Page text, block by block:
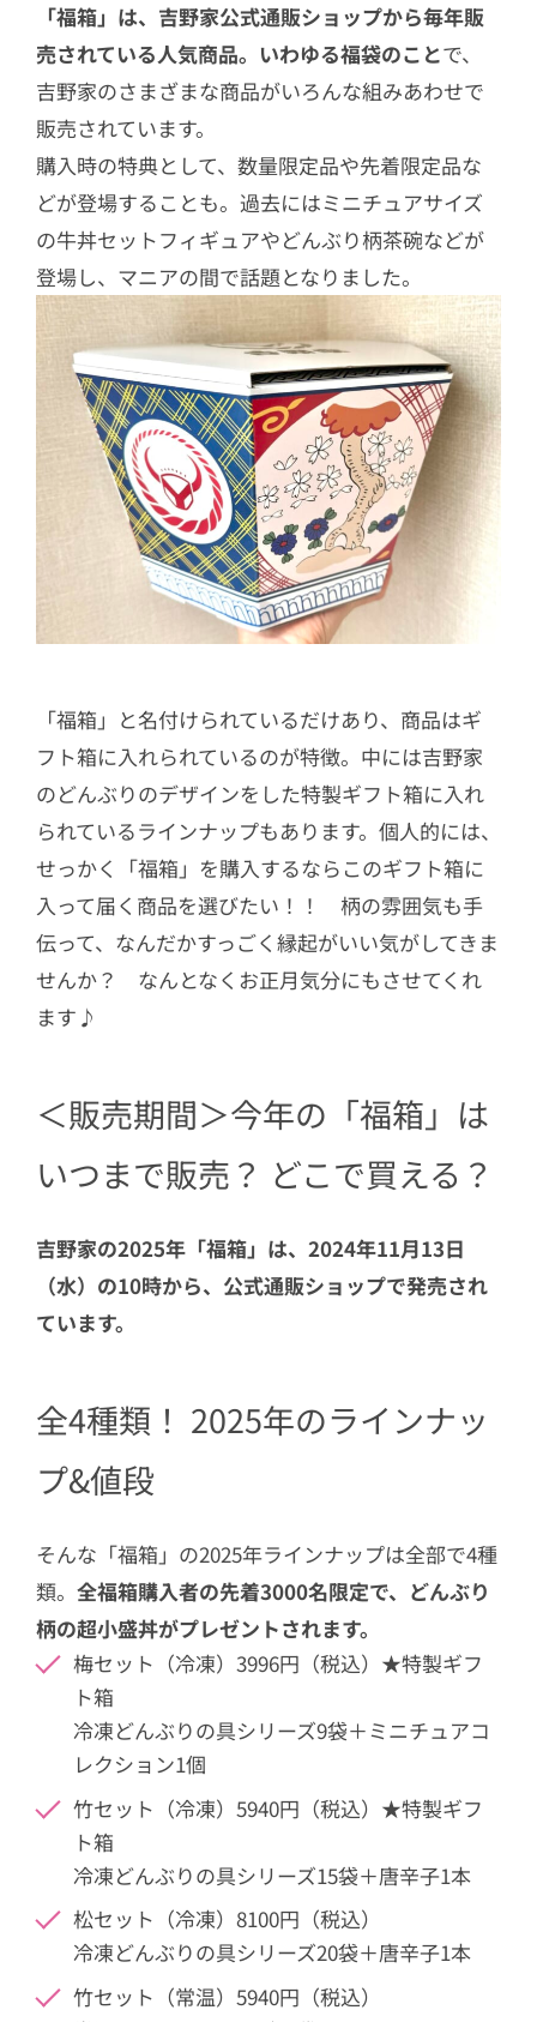
6毎年買いたい超実用的な「福箱」は本
当におすすめ
「福箱」は、吉野家公式通販ショップから毎年販
売されている人気商品。いわゆる福袋のことで、
吉野家のさまざまな商品がいろんな組みあわせで
販売されています。
購入時の特典として、数量限定品や先着限定品な
どが登場することも。過去にはミニチュアサイズ
の牛丼セットフィギュアやどんぶり柄茶碗などが
登場し、マニアの間で話題となりました。
「福箱」と名付けられているだけあり、商品はギ
フト箱に入れられているのが特徴。中には吉野家
のどんぶりのデザインをした特製ギフト箱に入れ
られているラインナップもあります。個人的には、
せっかく「福箱」を購入するならこのギフト箱に
入って届く商品を選びたい！！ 柄の雰囲気も手
伝って、なんだかすっごく縁起がいい気がしてきま
せんか？ なんとなくお正月気分にもさせてくれ
ます♪
＜販売期間＞今年の「福箱」は
いつまで販売？ どこで買える？
吉野家の2025年「福箱」は、2024年11月13日
（水）の10時から、公式通販ショップで発売され
ています。
全4種類！ 2025年のラインナッ
プ&値段
そんな「福箱」の2025年ラインナップは全部で4種
類。 全福箱購入者の先着3000名限定で、どんぶり
柄の超小盛丼がプレゼントされます。
梅セット（冷凍）3996円（税込）★特製ギフ
ト箱
冷凍どんぶりの具シリーズ9袋＋ミニチュアコ
レクション1個
竹セット（冷凍）5940円（税込）★特製ギフ
ト箱
冷凍どんぶりの具シリーズ15袋＋唐辛子1本
松セット（冷凍）8100円（税込）
冷凍どんぶりの具シリーズ20袋＋唐辛子1本
竹セット（常温）5940円（税込）